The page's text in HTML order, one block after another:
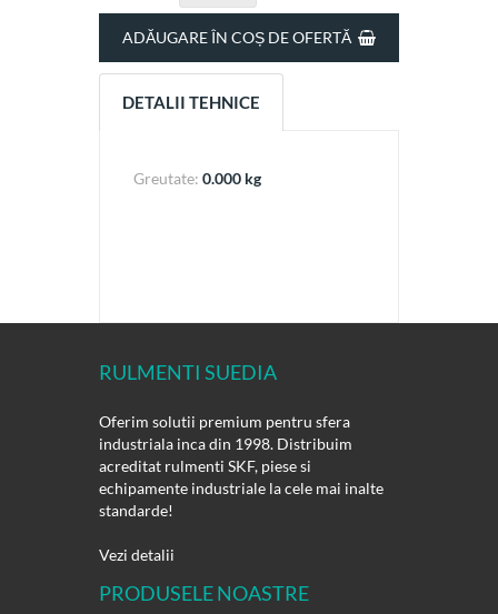
DETALII TEHNICE
Greutate: 0.000 kg
RULMENTI SUEDIA
Oferim solutii premium pentru sfera
industriala inca din 1998. Distribuim
acreditat rulmenti SKF, piese si
echipamente industriale la cele mai inalte
standarde!
Vezi detalii
PRODUSELE NOASTRE